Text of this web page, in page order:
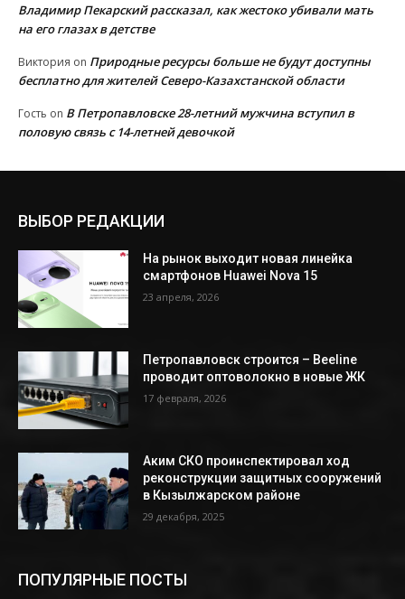
Владимир Пекарский рассказал, как жестоко убивали мать
на его глазах в детстве
Виктория on Природные ресурсы больше не будут доступны
бесплатно для жителей Северо-Казахстанской области
Гость on В Петропавловске 28-летний мужчина вступил в
половую связь с 14-летней девочкой
ВЫБОР РЕДАКЦИИ
На рынок выходит новая линейка
смартфонов Huawei Nova 15
23 апреля, 2026
Петропавловск строится – Beeline
проводит оптоволокно в новые ЖК
17 февраля, 2026
Аким СКО проинспектировал ход
реконструкции защитных сооружений
в Кызылжарском районе
29 декабря, 2025
ПОПУЛЯРНЫЕ ПОСТЫ